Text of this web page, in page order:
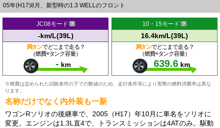
05年(H17)8月、新型時の1.3 WELLのフロント
JC08モード
-km/L(39L)
満タンでどこまで走る？
（燃費×タンク容量）
- km
10・15モード
16.4km/L(39L)
満タンでどこまで走る？
（燃費×タンク容量）
639.6 km
※燃費は定められた試験条件の下での数値のため、走行条件等により実際の燃料消費率は異な
ります。
名称だけでなく内外装も一新
ワゴンRソリオの後継車で、2005（H17）年10月に車名をソリオに
変更。エンジンは1.3L直4で、トランスミッションは4ATのみ。駆動